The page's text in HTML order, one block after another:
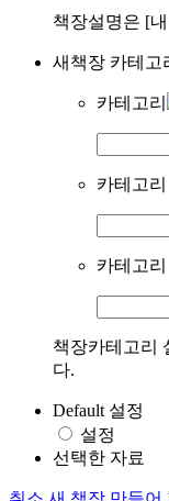
책장설명은 [
새책장 카테고
카테고리
카테고리
카테고리
책장카테고리
다.
Default 설정
설정
선택한 자료